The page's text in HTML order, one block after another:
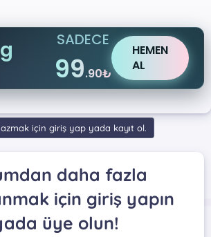
SADECE
99.90₺
HEMEN
AL
için giriş yap yada kayıt ol.
daha fazla
için giriş yapın
üye olun!